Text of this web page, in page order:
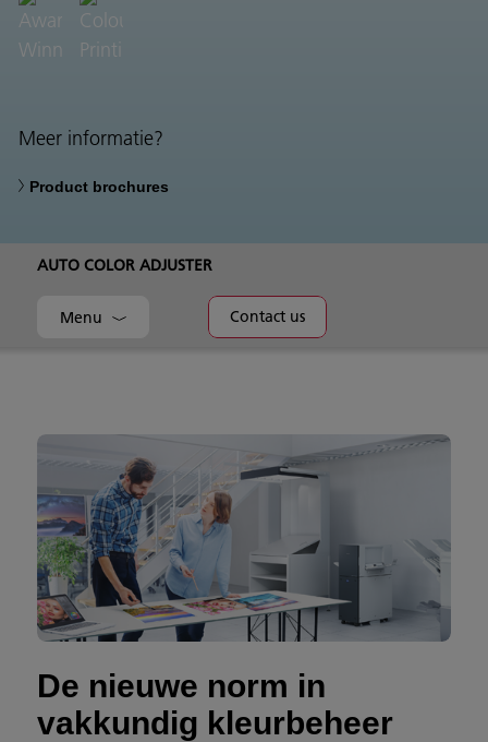
Meer informatie?
Product brochures
AUTO COLOR ADJUSTER
Menu Contact us
De nieuwe norm in
vakkundig kleurbeheer